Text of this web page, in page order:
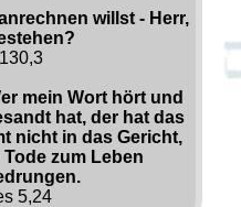
willst - Herr,
mein Wort hört und
hat, der hat das
nicht in das Gericht,
zum Leben
5,24